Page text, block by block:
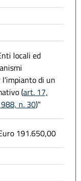
locali ed
di un
(art. 17,
n. 30)"
191.650,00